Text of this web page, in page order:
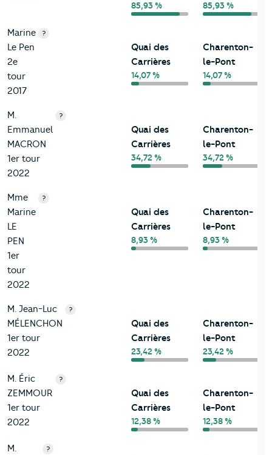
85,93 % 85,93 %
Marine
Le Pen
2e
tour
2017
?
Quai des
Carrières
14,07 %
Charenton-
le-Pont
14,07 %
M.
Emmanuel
MACRON
1er tour
2022
?
Quai des
Carrières
34,72 %
Charenton-
le-Pont
34,72 %
Mme
Marine
LE
PEN
1er
tour
2022
?
Quai des
Carrières
8,93 %
Charenton-
le-Pont
8,93 %
M. Jean-Luc
MÉLENCHON
1er tour
2022
?
Quai des
Carrières
23,42 %
Charenton-
le-Pont
23,42 %
M. Éric
ZEMMOUR
1er tour
2022
?
Quai des
Carrières
12,38 %
Charenton-
le-Pont
12,38 %
M.
?